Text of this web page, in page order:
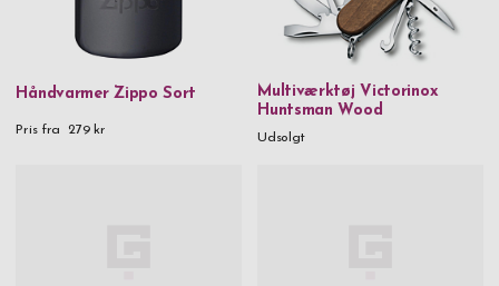
Håndvarmer Zippo Sort
Pris fra 279 kr
Multiværktøj Victorinox
Huntsman Wood
Udsolgt